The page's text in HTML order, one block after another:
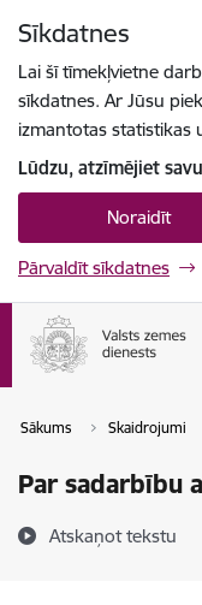
Sīkdatnes
Lai šī tīmekļvietne
sīkdatnes. Ar Jūsu
izmantotas statistikas
Lūdzu, atzīmējiet
Noraidīt
Pārvaldīt sīkdatnes
Sākums Skaidrojumi
Par sadarbību
Atskaņot tekstu